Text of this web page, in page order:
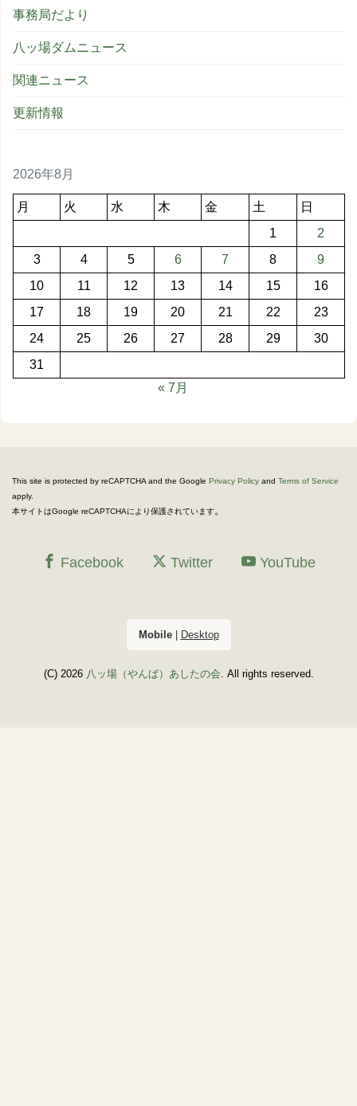
事務局だより
八ッ場ダムニュース
関連ニュース
更新情報
2026年8月
月 火 水 木 金 土
日
1
2
3
4 5 6 7 8
9
10
11 12 13 14 15
16
17
18 19 20 21 22
23
24
25 26 27 28 29
30
31
« 7月
This site is protected by reCAPTCHA and the Google Privacy Policy and Terms of Service
apply.
本サイトはGoogle reCAPTCHAにより保護されています。
Facebook Twitter YouTube
Mobile| Desktop
(C) 2026 八ッ場（やんば）あしたの会. All rights reserved.